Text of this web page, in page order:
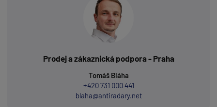
Prodej a zákaznická podpora - Praha
Tomáš Bláha
+420 731 000 441
blaha@antiradary.net